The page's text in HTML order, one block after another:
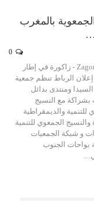
بالمغرب
Zagora Press - زاكورة في إطار
إعلان الرباط تنظم جمعية
ومنتدى بدائل
بشراكة مع النسيج
للتنمية والديمقراطية
والنسيج الجمعوي للتنمية
و شبكة الجمعيات
بواحات الجنوب